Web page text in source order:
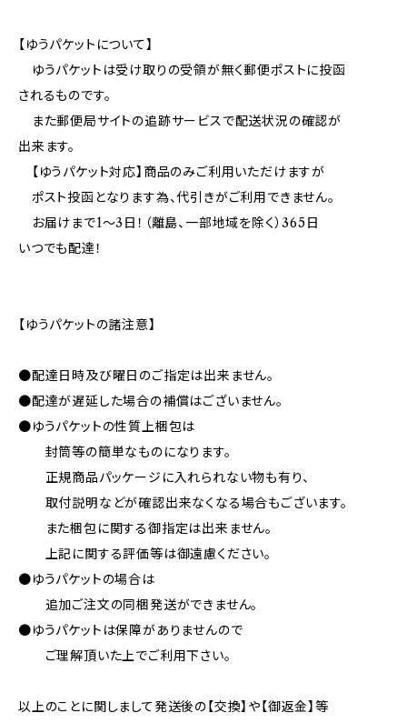
【ゆうパケットについて】
ゆうパケットは受け取りの受領が無く郵便ポストに投函
されるものです。
また郵便局サイトの追跡サービスで配送状況の確認が
出来ます。
【ゆうパケット対応】商品のみご利用いただけますが
ポスト投函となります為、代引きがご利用できません。
お届けまで1～3日！（離島、一部地域を除く）365日
いつでも配達！
【ゆうパケットの諸注意】
●配達日時及び曜日のご指定は出来ません。
●配達が遅延した場合の補償はございません。
●ゆうパケットの性質上梱包は
封筒等の簡単なものになります。
正規商品パッケージに入れられない物も有り、
取付説明などが確認出来なくなる場合もございます。
また梱包に関する御指定は出来ません。
上記に関する評価等は御遠慮ください。
●ゆうパケットの場合は
追加ご注文の同梱発送ができません。
●ゆうパケットは保障がありませんので
ご理解頂いた上でご利用下さい。
以上のことに関しまして発送後の【交換】や【御返金】等